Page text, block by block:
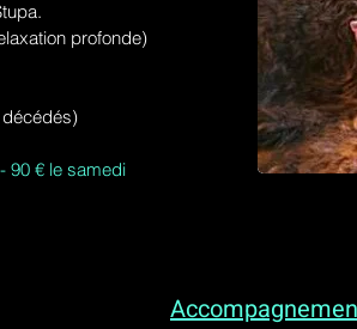
profonde)
90 € le samedi